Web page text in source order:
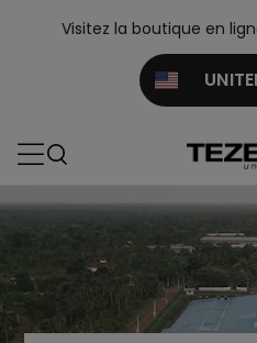
Visitez la boutique en